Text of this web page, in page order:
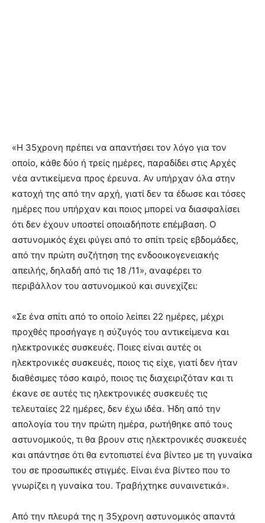
«Η 35χρονη πρέπει να απαντήσει τον λόγο για τον
οποίο, κάθε δύο ή τρείς ημέρες, παραδίδει στις Αρχές
νέα αντικείμενα προς έρευνα. Αν υπήρχαν όλα στην
κατοχή της από την αρχή, γιατί δεν τα έδωσε και τόσες
ημέρες που υπήρχαν και ποιος μπορεί να διασφαλίσει
ότι δεν έχουν υποστεί οποιαδήποτε επέμβαση. Ο
αστυνομικός έχει φύγει από το σπίτι τρείς εβδομάδες,
από την πρώτη συζήτηση της ενδοοικογενειακής
απειλής, δηλαδή από τις 18 /11», αναφέρει το
περιβάλλον του αστυνομικού και συνεχίζει:
«Σε ένα σπίτι από το οποίο λείπει 22 ημέρες, μέχρι
προχθές προσήγαγε η σύζυγός του αντικείμενα και
ηλεκτρονικές συσκευές. Ποιες είναι αυτές οι
ηλεκτρονικές συσκευές, ποιος τις είχε, γιατί δεν ήταν
διαθέσιμες τόσο καιρό, ποιος τις διαχειριζόταν και τι
έκανε σε αυτές τις ηλεκτρονικές συσκευές τις
τελευταίες 22 ημέρες, δεν έχω ιδέα. Ήδη από την
απολογία του την πρώτη ημέρα, ρωτήθηκε από τους
αστυνομικούς, τι θα βρουν στις ηλεκτρονικές συσκευές
και απάντησε ότι θα εντοπιστεί ένα βίντεο με τη γυναίκα
του σε προσωπικές στιγμές. Είναι ένα βίντεο που το
γνωρίζει η γυναίκα του. Τραβήχτηκε συναινετικά».
Από την πλευρά της η 35χρονη αστυνομικός απαντά